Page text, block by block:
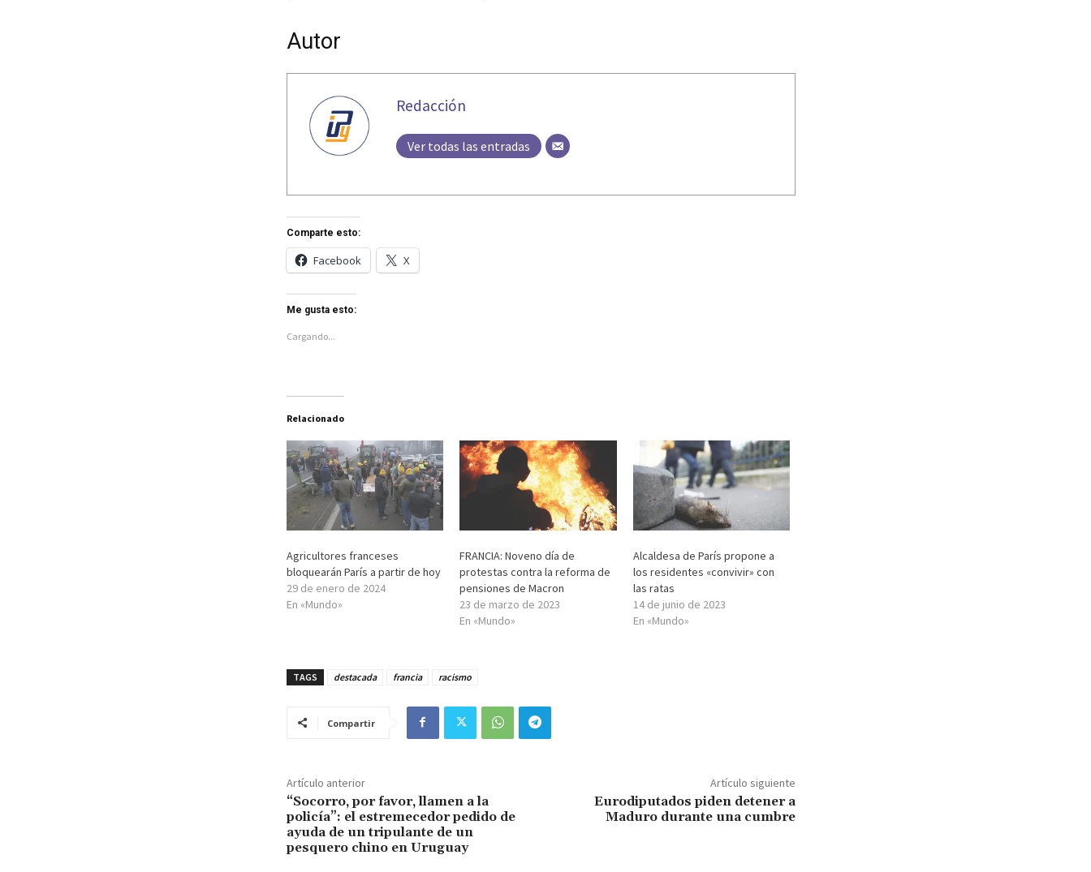
Autor
Redacción
Ver todas las entradas
Comparte esto:
Facebook X
Me gusta esto:
Cargando...
Relacionado
Agricultores franceses
bloquearán París a partir de hoy
29 de enero de 2024
En «Mundo»
FRANCIA: Noveno día de
protestas contra la reforma de
pensiones de Macron
23 de marzo de 2023
En «Mundo»
Alcaldesa de París propone a
los residentes «convivir» con
las ratas
14 de junio de 2023
En «Mundo»
TAGS destacada francia racismo
Compartir
Artículo anterior
“Socorro, por favor, llamen a la
policía”: el estremecedor pedido de
ayuda de un tripulante de un
pesquero chino en Uruguay
Artículo siguiente
Eurodiputados piden detener a
Maduro durante una cumbre